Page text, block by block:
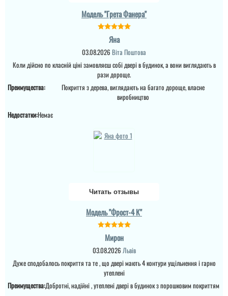
Замовляли двері через
вразили своєю красою,
Модель "Грета Фанера"
Яна
03.08.2026 Віта Поштова
Коли дійсно по класній ціні замовляєш собі двері в будинок, а вони виглядають в
рази дороще.
Преимущества:
Покриття з дерева, виглядають на багато дороще, власне
виробництво
Недостатки:Немає
Читать отзывы
Модель "Фрост-4 К"
Мирон
03.08.2026 Львів
Дуже сподобалось покриття та те , що двері мають 4 контури ущільнення і гарно
утеплені
Преимущества:Добротні, надійні , утеплені двері в будинок з порошковим покриттям